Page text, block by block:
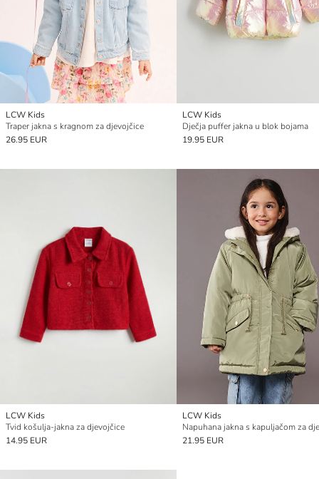
LCW Kids
Traper jakna s kragnom za djevojčice
26.95 EUR
LCW Kids
Dječja puffer jakna u blok bojama
19.95 EUR
LCW Kids
Tvid košulja-jakna za djevojčice
14.95 EUR
LCW Kids
Napuhana jakna s kapuljačom za
21.95 EUR